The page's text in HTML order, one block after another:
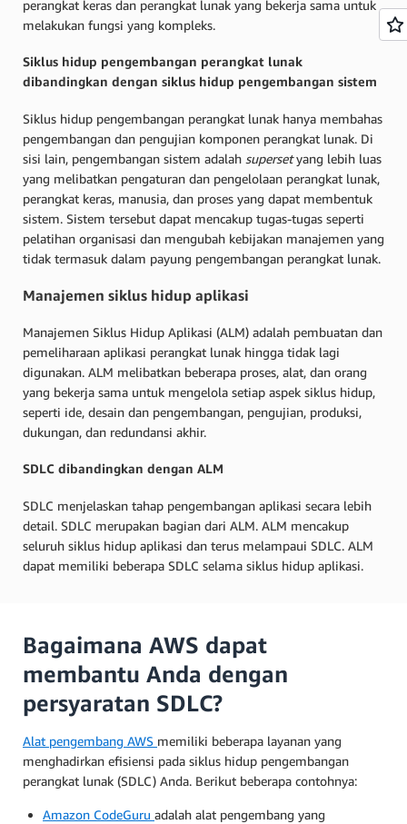
perangkat keras dan perangkat lunak yang bekerja sama untuk
melakukan fungsi yang kompleks.
Siklus hidup pengembangan perangkat lunak
dibandingkan dengan siklus hidup pengembangan sistem
Siklus hidup pengembangan perangkat lunak hanya membahas
pengembangan dan pengujian komponen perangkat lunak. Di
sisi lain, pengembangan sistem adalah supersetyang lebih luas
yang melibatkan pengaturan dan pengelolaan perangkat lunak,
perangkat keras, manusia, dan proses yang dapat membentuk
sistem. Sistem tersebut dapat mencakup tugas-tugas seperti
pelatihan organisasi dan mengubah kebijakan manajemen yang
tidak termasuk dalam payung pengembangan perangkat lunak.
Manajemen siklus hidup aplikasi
Manajemen Siklus Hidup Aplikasi (ALM) adalah pembuatan dan
pemeliharaan aplikasi perangkat lunak hingga tidak lagi
digunakan. ALM melibatkan beberapa proses, alat, dan orang
yang bekerja sama untuk mengelola setiap aspek siklus hidup,
seperti ide, desain dan pengembangan, pengujian, produksi,
dukungan, dan redundansi akhir.
SDLC dibandingkan dengan ALM
SDLC menjelaskan tahap pengembangan aplikasi secara lebih
detail. SDLC merupakan bagian dari ALM. ALM mencakup
seluruh siklus hidup aplikasi dan terus melampaui SDLC. ALM
dapat memiliki beberapa SDLC selama siklus hidup aplikasi.
Bagaimana AWS dapat
membantu Anda dengan
persyaratan SDLC?
Alat pengembang AWS memiliki beberapa layanan yang
menghadirkan efisiensi pada siklus hidup pengembangan
perangkat lunak (SDLC) Anda. Berikut beberapa contohnya:
Amazon CodeGuru adalah alat pengembang yang